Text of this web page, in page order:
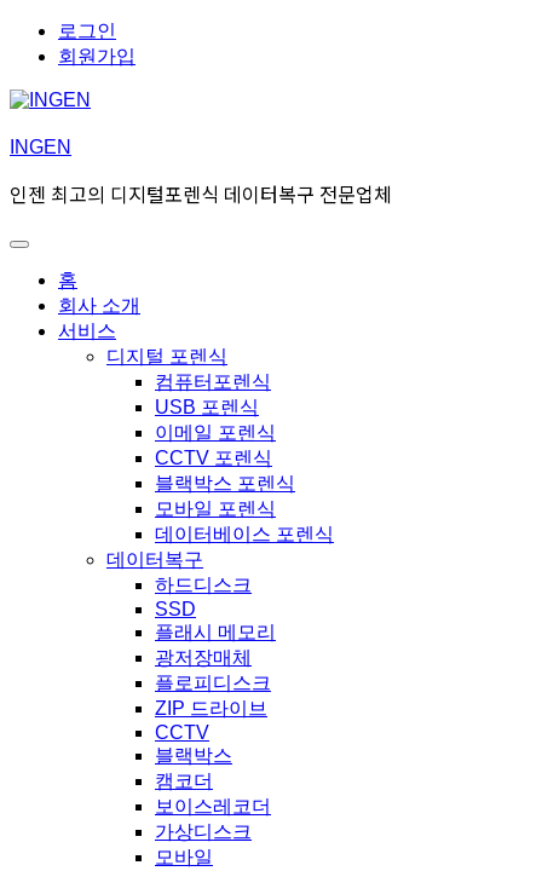
Skip
navigation
Skip
content
로그인
회원가입
INGEN
인젠 최고의 디지털포렌식 데이터복구 전문업체
Toggle
Primary
menu
홈
회사 소개
서비스
디지털 포렌식
컴퓨터포렌식
USB 포렌식
이메일 포렌식
CCTV 포렌식
블랙박스 포렌식
모바일 포렌식
데이터베이스 포렌식
데이터복구
하드디스크
SSD
플래시 메모리
광저장매체
플로피디스크
ZIP 드라이브
CCTV
블랙박스
캠코더
보이스레코더
가상디스크
모바일